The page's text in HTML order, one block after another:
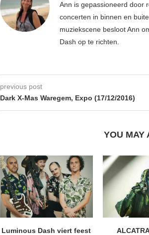
Ann is gepassioneerd door
concerten in binnen en
muziekscene besloot Ann
Dash op te richten.
previous post
Dark X-Mas Waregem, Expo (17/12/2016)
YOU MAY
Luminous Dash viert feest